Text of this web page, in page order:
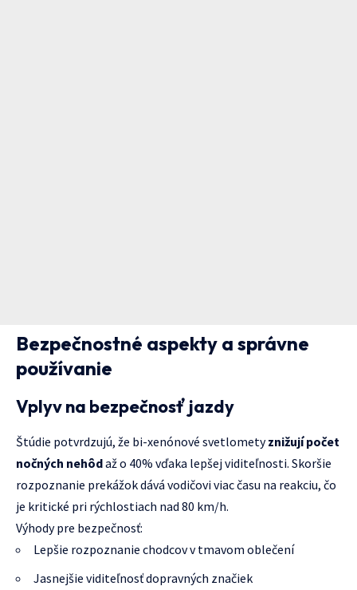
Bezpečnostné aspekty a správne
používanie
Vplyv na bezpečnosť jazdy
Štúdie potvrdzujú, že bi-xenónové svetlometyznižují počet
nočných nehôdaž o 40% vďaka lepšej viditeľnosti. Skoršie
rozpoznanie prekážok dává vodičovi viac času na reakciu, čo
je kritické pri rýchlostiach nad 80 km/h.
Výhody pre bezpečnosť:
Lepšie rozpoznanie chodcov v tmavom oblečení
Jasnejšie viditeľnosť dopravných značiek